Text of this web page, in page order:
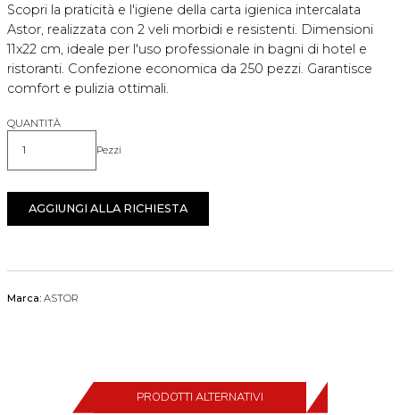
Scopri la praticità e l'igiene della carta igienica intercalata
Astor, realizzata con 2 veli morbidi e resistenti. Dimensioni
11x22 cm, ideale per l'uso professionale in bagni di hotel e
ristoranti. Confezione economica da 250 pezzi. Garantisce
comfort e pulizia ottimali.
QUANTITÀ
Quantità Pezzi
AGGIUNGI ALLA RICHIESTA
Marca: ASTOR
PRODOTTI ALTERNATIVI